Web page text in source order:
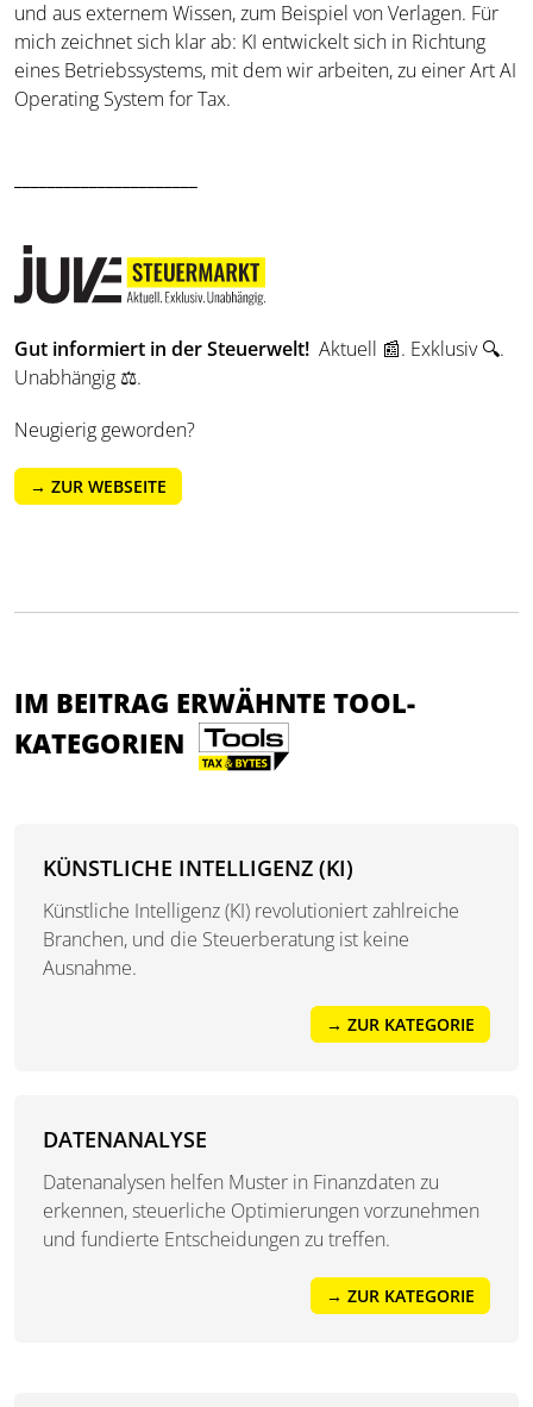
und aus externem Wissen, zum Beispiel von Verlagen. Für
mich zeichnet sich klar ab: KI entwickelt sich in Richtung
eines Betriebssystems, mit dem wir arbeiten, zu einer Art AI
Operating System for Tax.
Gut informiert in der Steuerwelt! Aktuell 📰. Exklusiv 🔍.
Unabhängig ⚖️.
Neugierig geworden?
→ ZUR WEBSEITE
IM BEITRAG ERWÄHNTE TOOL-
KATEGORIEN
KÜNSTLICHE INTELLIGENZ (KI)
Künstliche Intelligenz (KI) revolutioniert zahlreiche
Branchen, und die Steuerberatung ist keine
Ausnahme.
→ ZUR KATEGORIE
DATENANALYSE
Datenanalysen helfen Muster in Finanzdaten zu
erkennen, steuerliche Optimierungen vorzunehmen
und fundierte Entscheidungen zu treffen.
→ ZUR KATEGORIE